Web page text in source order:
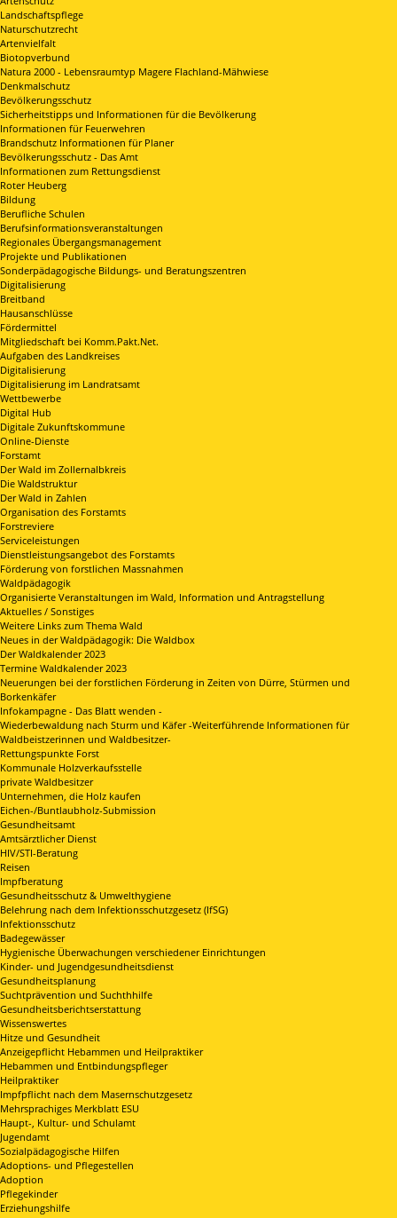
Landschaftspflege
Naturschutzrecht
Artenvielfalt
Biotopverbund
Natura 2000 - Lebensraumtyp Magere Flachland-Mähwiese
Denkmalschutz
Bevölkerungsschutz
Sicherheitstipps und Informationen für die Bevölkerung
Informationen für Feuerwehren
Brandschutz Informationen für Planer
Bevölkerungsschutz - Das Amt
Informationen zum Rettungsdienst
Roter Heuberg
Bildung
Berufliche Schulen
Berufsinformationsveranstaltungen
Regionales Übergangsmanagement
Projekte und Publikationen
Sonderpädagogische Bildungs- und Beratungszentren
Digitalisierung
Breitband
Hausanschlüsse
Fördermittel
Mitgliedschaft bei Komm.Pakt.Net.
Aufgaben des Landkreises
Digitalisierung
Digitalisierung im Landratsamt
Wettbewerbe
Digital Hub
Digitale Zukunftskommune
Online-Dienste
Forstamt
Der Wald im Zollernalbkreis
Die Waldstruktur
Der Wald in Zahlen
Organisation des Forstamts
Forstreviere
Serviceleistungen
Dienstleistungsangebot des Forstamts
Förderung von forstlichen Massnahmen
Waldpädagogik
Organisierte Veranstaltungen im Wald, Information und Antragstellung
Aktuelles / Sonstiges
Weitere Links zum Thema Wald
Neues in der Waldpädagogik: Die Waldbox
Der Waldkalender 2023
Termine Waldkalender 2023
Neuerungen bei der forstlichen Förderung in Zeiten von Dürre, Stürmen und
Borkenkäfer
Infokampagne - Das Blatt wenden -
Wiederbewaldung nach Sturm und Käfer -Weiterführende Informationen für
Waldbeistzerinnen und Waldbesitzer-
Rettungspunkte Forst
Kommunale Holzverkaufsstelle
private Waldbesitzer
Unternehmen, die Holz kaufen
Eichen-/Buntlaubholz-Submission
Gesundheitsamt
Amtsärztlicher Dienst
HIV/STI-Beratung
Reisen
Impfberatung
Gesundheitsschutz & Umwelthygiene
Belehrung nach dem Infektionsschutzgesetz (IfSG)
Infektionsschutz
Badegewässer
Hygienische Überwachungen verschiedener Einrichtungen
Kinder- und Jugendgesundheitsdienst
Gesundheitsplanung
Suchtprävention und Suchthhilfe
Gesundheitsberichtserstattung
Wissenswertes
Hitze und Gesundheit
Anzeigepflicht Hebammen und Heilpraktiker
Hebammen und Entbindungspfleger
Heilpraktiker
Impfpflicht nach dem Masernschutzgesetz
Mehrsprachiges Merkblatt ESU
Haupt-, Kultur- und Schulamt
Jugendamt
Sozialpädagogische Hilfen
Adoptions- und Pflegestellen
Adoption
Pflegekinder
Erziehungshilfe